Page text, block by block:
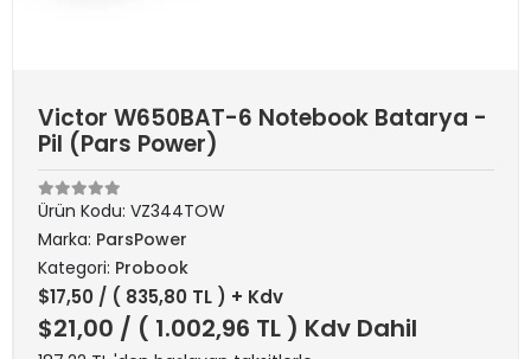
Victor W650BAT-6 Notebook Batarya -
Pil (Pars Power)
Ürün Kodu: VZ344TOW
Marka: ParsPower
Kategori: Probook
$17,50 / ( 835,80 TL ) + Kdv
$21,00 / ( 1.002,96 TL ) Kdv Dahil